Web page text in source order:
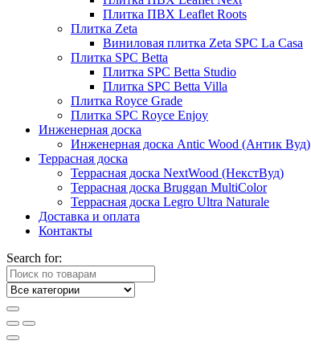
Плитка ПВХ Leaflet Roots
Плитка Zeta
Виниловая плитка Zeta SPC La Casa
Плитка SPC Betta
Плитка SPC Betta Studio
Плитка SPC Betta Villa
Плитка Royce Grade
Плитка SPC Royce Enjoy
Инженерная доска
Инженерная доска Antic Wood (Антик Вуд)
Террасная доска
Террасная доска NextWood (НекстВуд)
Террасная доска Bruggan MultiColor
Террасная доска Legro Ultra Naturale
Доставка и оплата
Контакты
Search for: